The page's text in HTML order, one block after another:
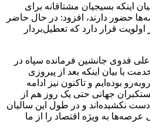
اینکه بسیجیان مشتاقانه برای
حضور دارند، افزود: در حال حاضر
قرار دارد که تعطیل‌بردار
علی فدوی جانشین فرمانده سپاه در
با بیان اینکه بعد از پیروزی
بوده‌ایم و تاکنون نیز ادامه
جهانی حتی یک روز هم از
نکشیده‌اند و در طول این سالیان
به ویژه اقتصاد را از ما